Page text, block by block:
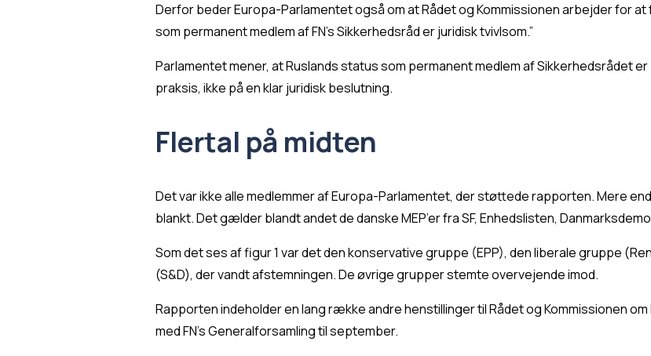
Derfor beder Europa-Parlamentet også om at Rådet og Kommissionen arbejder for at
som permanent medlem af FN's Sikkerhedsråd er juridisk tvivlsom.”
Parlamentet mener, at Ruslands status som permanent medlem af Sikkerhedsrådet
praksis, ikke på en klar juridisk beslutning.
Flertal på midten
Det var ikke alle medlemmer af Europa-Parlamentet, der støttede rapporten. Mere
blankt. Det gælder blandt andet de danske MEP’er fra SF, Enhedslisten,
Som det ses af figur 1 var det den konservative gruppe (EPP), den liberale gruppe
(S&D), der vandt afstemningen. De øvrige grupper stemte overvejende imod.
Rapporten indeholder en lang række andre henstillinger til Rådet og Kommissionen
med FN’s Generalforsamling til september.